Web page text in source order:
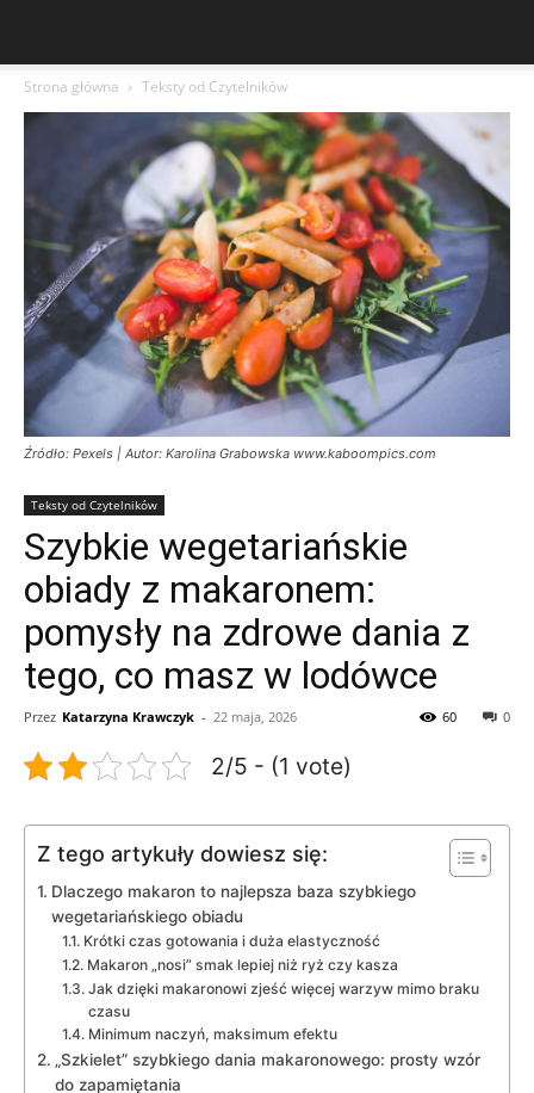
Strona główna Teksty od Czytelników
Źródło: Pexels | Autor: Karolina Grabowska www.kaboompics.com
Teksty od Czytelników
Szybkie wegetariańskie
obiady z makaronem:
pomysły na zdrowe dania z
tego, co masz w lodówce
Przez Katarzyna Krawczyk - 22 maja, 2026 0
60
2/5 - (1 vote)
Z tego artykuły dowiesz się:
Dlaczego makaron to najlepsza baza szybkiego
wegetariańskiego obiadu
Krótki czas gotowania i duża elastyczność
Makaron „nosi” smak lepiej niż ryż czy kasza
Jak dzięki makaronowi zjeść więcej warzyw mimo braku
czasu
Minimum naczyń, maksimum efektu
„Szkielet” szybkiego dania makaronowego: prosty wzór
do zapamiętania